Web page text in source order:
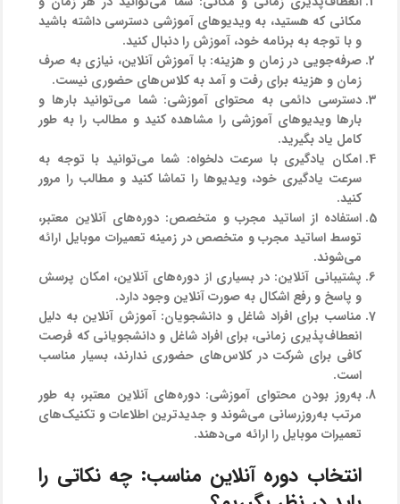
مکانی که هستید، به ویدیوهای آموزشی دسترسی داشته باشید
و با توجه به برنامه خود، آموزش را دنبال کنید.
صرفه‌جویی در زمان و هزینه: با آموزش آنلاین، نیازی به صرف
زمان و هزینه برای رفت و آمد به کلاس‌های حضوری نیست.
دسترسی دائمی به محتوای آموزشی: شما می‌توانید بارها و
بارها ویدیوهای آموزشی را مشاهده کنید و مطالب را به طور
کامل یاد بگیرید.
امکان یادگیری با سرعت دلخواه: شما می‌توانید با توجه به
سرعت یادگیری خود، ویدیوها را تماشا کنید و مطالب را مرور
کنید.
استفاده از اساتید مجرب و متخصص: دوره‌های آنلاین معتبر،
توسط اساتید مجرب و متخصص در زمینه تعمیرات موبایل ارائه
می‌شوند.
پشتیبانی آنلاین: در بسیاری از دوره‌های آنلاین، امکان پرسش
و پاسخ و رفع اشکال به صورت آنلاین وجود دارد.
مناسب برای افراد شاغل و دانشجویان: آموزش آنلاین به دلیل
انعطاف‌پذیری زمانی، برای افراد شاغل و دانشجویانی که فرصت
کافی برای شرکت در کلاس‌های حضوری ندارند، بسیار مناسب
است.
به‌روز بودن محتوای آموزشی: دوره‌های آنلاین معتبر، به طور
مرتب به‌روزرسانی می‌شوند و جدیدترین اطلاعات و تکنیک‌های
تعمیرات موبایل را ارائه می‌دهند.
انتخاب دوره آنلاین مناسب: چه نکاتی را